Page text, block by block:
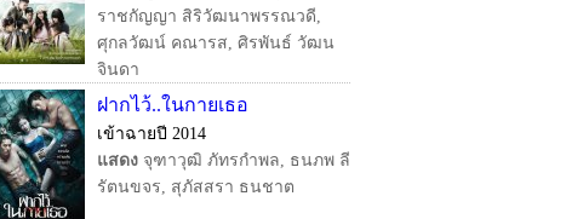
ราชกัญญา สิริวัฒนาพรรณวดี,
ศุกลวัฒน์ คณารส, ศิรพันธ์ วัฒน
จินดา
ฝากไว้..ในกายเธอ
เข้าฉายปี 2014
แสดง จุฑาวุฒิ ภัทรกำพล, ธนภพ ลี
รัตนขจร, สุภัสสรา ธนชาต